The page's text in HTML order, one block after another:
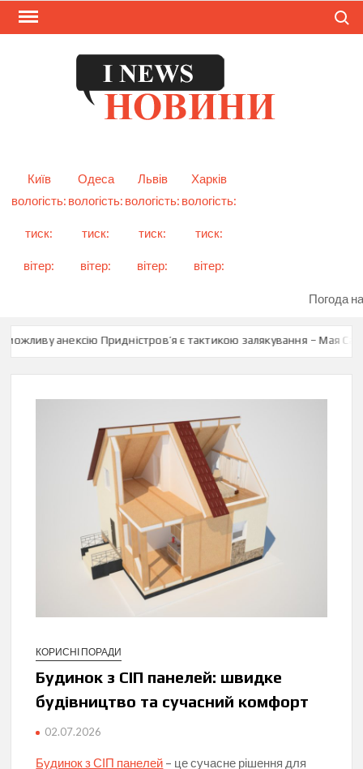
Skip
Київ
Одеса Львів
Харків
вологість:
тиск:
вітер:
вологість:
тиск:
вітер:
вологість:
тиск:
вітер:
вологість:
тиск:
вітер:
Погода
анексію Придністров’я є тактикою залякування – Мая Санду
КОРИСНІ ПОРАДИ
Будинок з СІП панелей: швидке
будівництво та сучасний комфорт
02.07.2026
Будинок з СІП панелей – це сучасне рішення для